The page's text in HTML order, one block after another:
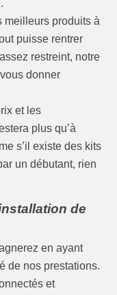
meilleurs produits à
puisse rentrer
restreint, notre
donner
et les
plus qu’à
s’il existe des kits
un débutant, rien
de
en ayant
de nos prestations.
et